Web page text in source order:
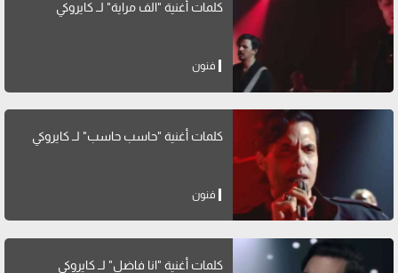
كلمات أغنية "الف مراية" لــ كايروكي
فنون
كلمات أغنية "حاسب حاسب" لــ كايروكي
فنون
كلمات أغنية "انا فاضل" لــ كايروكي